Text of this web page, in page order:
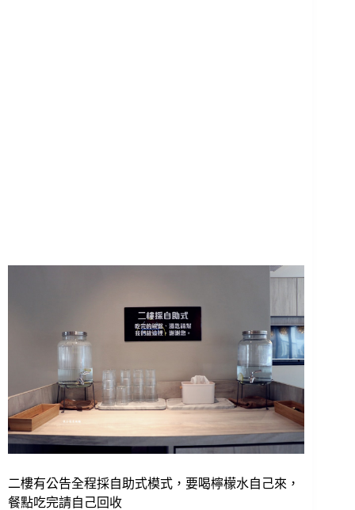
二樓有公告全程採自助式模式，要喝檸檬水自己來，
餐點吃完請自己回收